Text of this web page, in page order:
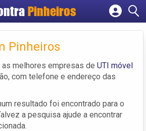
Pinheiros
Cadastrar empresa
Criar conta
Pinheiros
as melhores empresas de UTI móvel
com telefone e endereço das
resultado foi encontrado para o
a pesquisa ajude a encontrar